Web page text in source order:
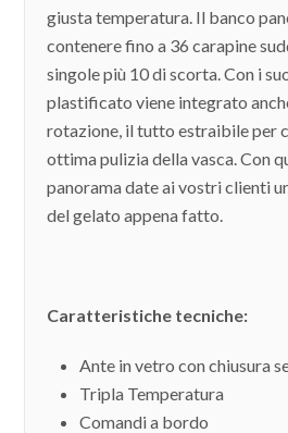
giusta temperatura. Il banco
contenere fino a 36 carapine
singole più 10 di scorta. Con i
plastificato viene integrato
rotazione, il tutto estraibile per
ottima pulizia della vasca. Con
panorama date ai vostri clienti
del gelato appena fatto.
Caratteristiche tecniche:
Ante in vetro con chiusura
Tripla Temperatura
Comandi a bordo